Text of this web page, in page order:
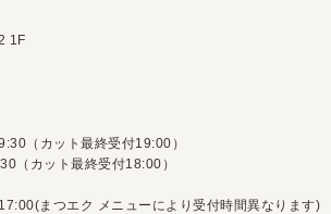
1F
（カット最終受付19:00）
（カット最終受付18:00）
まつエク メニューにより受付時間異なります)